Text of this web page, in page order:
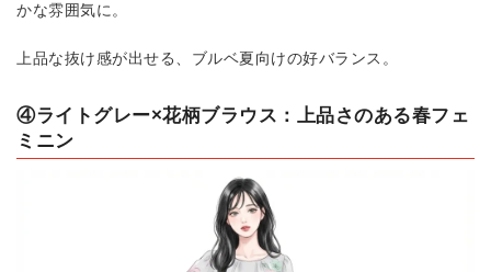
かな雰囲気に。
上品な抜け感が出せる、ブルベ夏向けの好バランス。
④ライトグレー×花柄ブラウス：上品さのある春フェ
ミニン